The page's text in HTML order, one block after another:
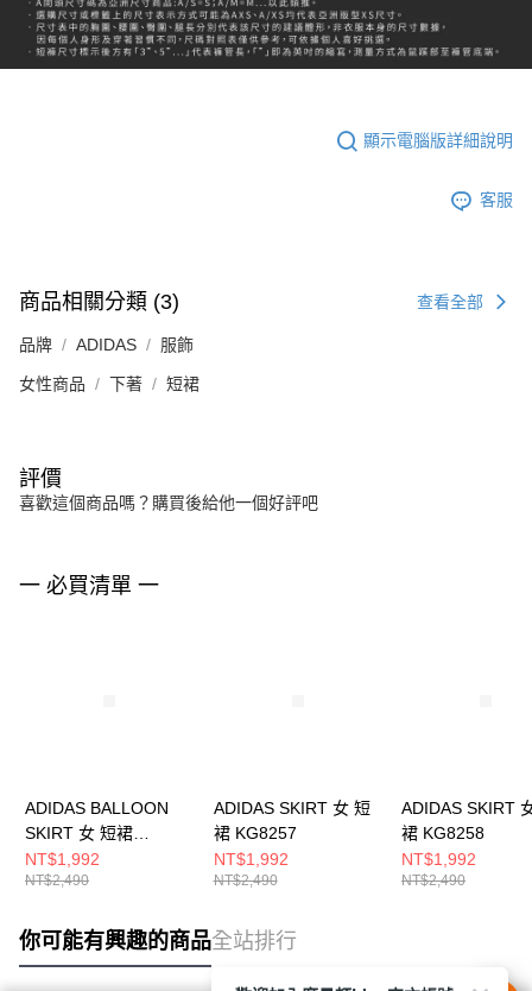
顯示電腦版詳細說明
客服
商品相關分類 (3) 查看全部
品牌 ADIDAS 服飾
女性商品 下著 短裙
評價
喜歡這個商品嗎？購買後給他一個好評吧
一 必買清單 一
ADIDAS BALLOON
SKIRT 女 短裙
KD0299
NT$1,992
NT$2,490
ADIDAS SKIRT 女 短
裙 KG8257
NT$1,992
NT$2,490
ADIDAS SKIRT
裙 KG8258
NT$1,992
NT$2,490
你可能有興趣的商品全站排行